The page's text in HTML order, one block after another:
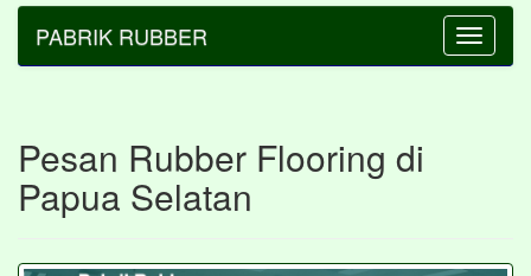
Toggle
PABRIK RUBBER
Pesan Rubber Flooring di
Papua Selatan